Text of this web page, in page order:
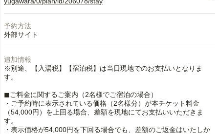
予約方法
外部サイト
追加情報
※別途、【入湯税】【宿泊税】は当日現地でのお支払いとなりま
す。
◼︎ご料金に関するご案内（2名様でご宿泊の場合）
・ご予約時に表示されている価格（2名様分）が本チケット料金
（54,000円）を上回る場合、差額を現地にてお支払いいただきま
す。
・表示価格が54,000円を下回る場合でも、差額のご返金はいたしか